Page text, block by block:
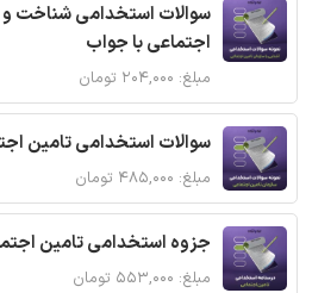
سوالات استخدامی شناخت و
اجتماعی با جواب
مبلغ: ۲۰۴,۰۰۰ تومان
سوالات استخدامی تامین
مبلغ: ۴۸۵,۰۰۰ تومان
جزوه استخدامی تامین
مبلغ: ۵۵۳,۰۰۰ تومان